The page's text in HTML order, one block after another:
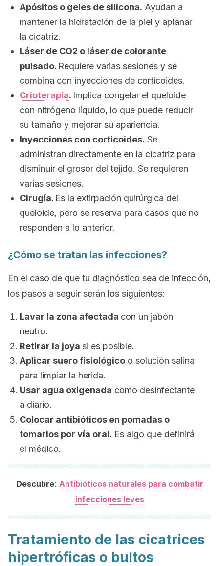
Apósitos o geles de silicona. Ayudan a
mantener la hidratación de la piel y aplanar
la cicatriz.
Láser de CO2 o láser de colorante
pulsado. Requiere varias sesiones y se
combina con inyecciones de corticoides.
Crioterapia. Implica congelar el queloide
con nitrógeno líquido, lo que puede reducir
su tamaño y mejorar su apariencia.
Inyecciones con corticoides. Se
administran directamente en la cicatriz para
disminuir el grosor del tejido. Se requieren
varias sesiones.
Cirugía. Es la extirpación quirúrgica del
queloide, pero se reserva para casos que no
responden a lo anterior.
¿Cómo se tratan las infecciones?
En el caso de que tu diagnóstico sea de infección,
los pasos a seguir serán los siguientes:
Lavar la zona afectada con un jabón
neutro.
Retirar la joya si es posible.
Aplicar suero fisiológico o solución salina
para limpiar la herida.
Usar agua oxigenada como desinfectante
a diario.
Colocar antibióticos en pomadas o
tomarlos por vía oral. Es algo que definirá
el médico.
Descubre: Antibióticos naturales para combatir
infecciones leves
Tratamiento de las cicatrices
hipertróficas o bultos